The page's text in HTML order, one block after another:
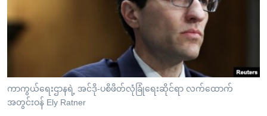
ညွန်း
စာမျက်နှာ
ကြည့်
ရန်
သုတပဒေသာ အင်္ဂလိပ်စာ
Learning English
ဗွီအိုအေ လူမှုကွန်ယက်များ
ကာကွယ်ရေးဌာနရဲ့ အင်ဒို-ပစိဖိတ်လုံခြုံရေးဆိုင်ရာ လက်ထောက်
အတွင်းဝန် Ely Ratner